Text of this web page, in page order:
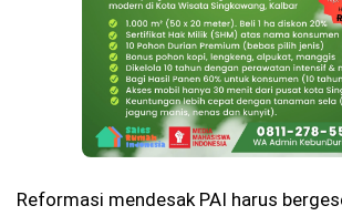
Reformasi mendesak PAI harus